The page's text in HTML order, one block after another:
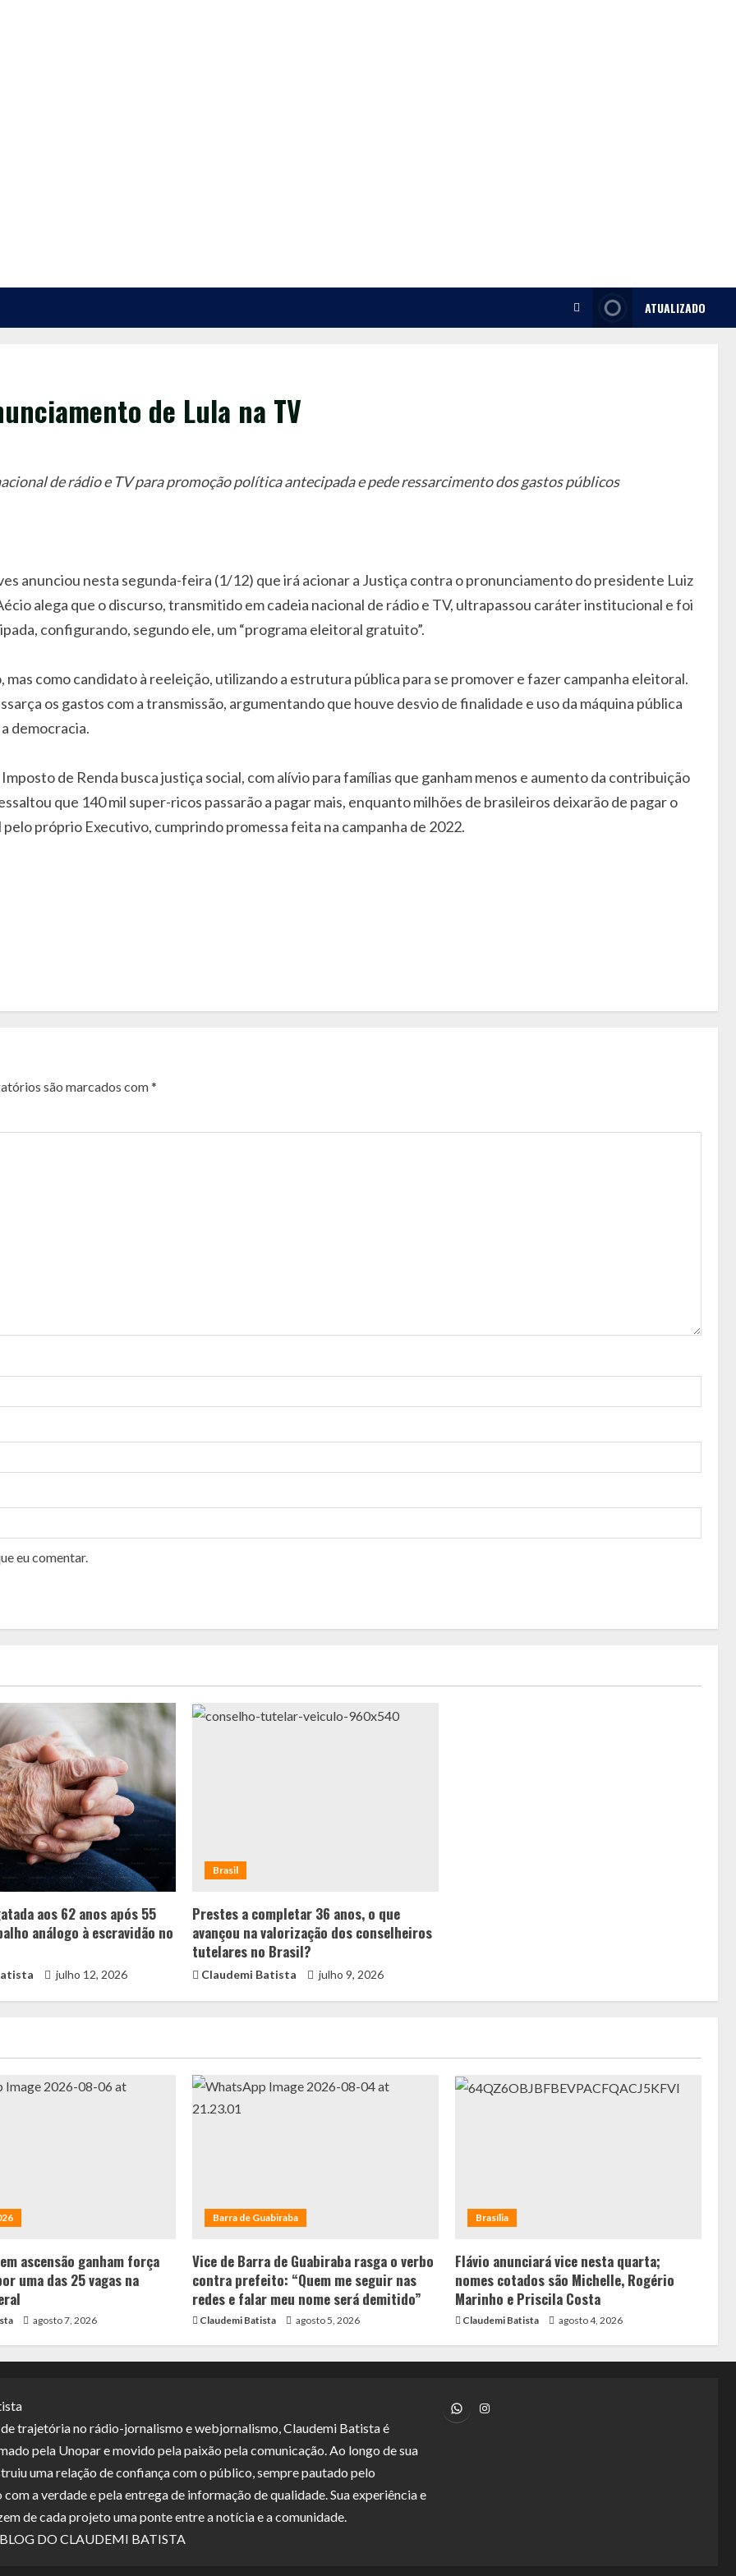
ATUALIZADO
de Lula na TV
de rádio e TV para promoção política antecipada e pede ressarcimento dos gastos públicos
anunciou nesta segunda-feira (1/12) que irá acionar a Justiça contra o pronunciamento do presidente Luiz
alega que o discurso, transmitido em cadeia nacional de rádio e TV, ultrapassou caráter institucional e foi
configurando, segundo ele, um “programa eleitoral gratuito”.
como candidato à reeleição, utilizando a estrutura pública para se promover e fazer campanha eleitoral.
os gastos com a transmissão, argumentando que houve desvio de finalidade e uso da máquina pública
democracia.
de Renda busca justiça social, com alívio para famílias que ganham menos e aumento da contribuição
que 140 mil super-ricos passarão a pagar mais, enquanto milhões de brasileiros deixarão de pagar o
próprio Executivo, cumprindo promessa feita na campanha de 2022.
são marcados com*
eu comentar.
aos 62 anos após 55
análogo à escravidão no
julho 12, 2026
Brasil
Prestes a completar 36 anos, o que
avançou na valorização dos conselheiros
tutelares no Brasil?
Claudemi Batista julho 9, 2026
ascensão ganham força
uma das 25 vagas na
agosto 7, 2026
Barra de Guabiraba
Vice de Barra de Guabiraba rasga o verbo
contra prefeito: “Quem me seguir nas
redes e falar meu nome será demitido”
Claudemi Batista agosto 5, 2026
Brasília
Flávio anunciará vice nesta quarta;
nomes cotados são Michelle, Rogério
Marinho e Priscila Costa
Claudemi Batista agosto 4, 2026
trajetória no rádio-jornalismo e webjornalismo, Claudemi Batista é
pela Unopar e movido pela paixão pela comunicação. Ao longo de sua
uma relação de confiança com o público, sempre pautado pelo
a verdade e pela entrega de informação de qualidade. Sua experiência e
de cada projeto uma ponte entre a notícia e a comunidade.
DO CLAUDEMI BATISTA
WhatsApp Instagram